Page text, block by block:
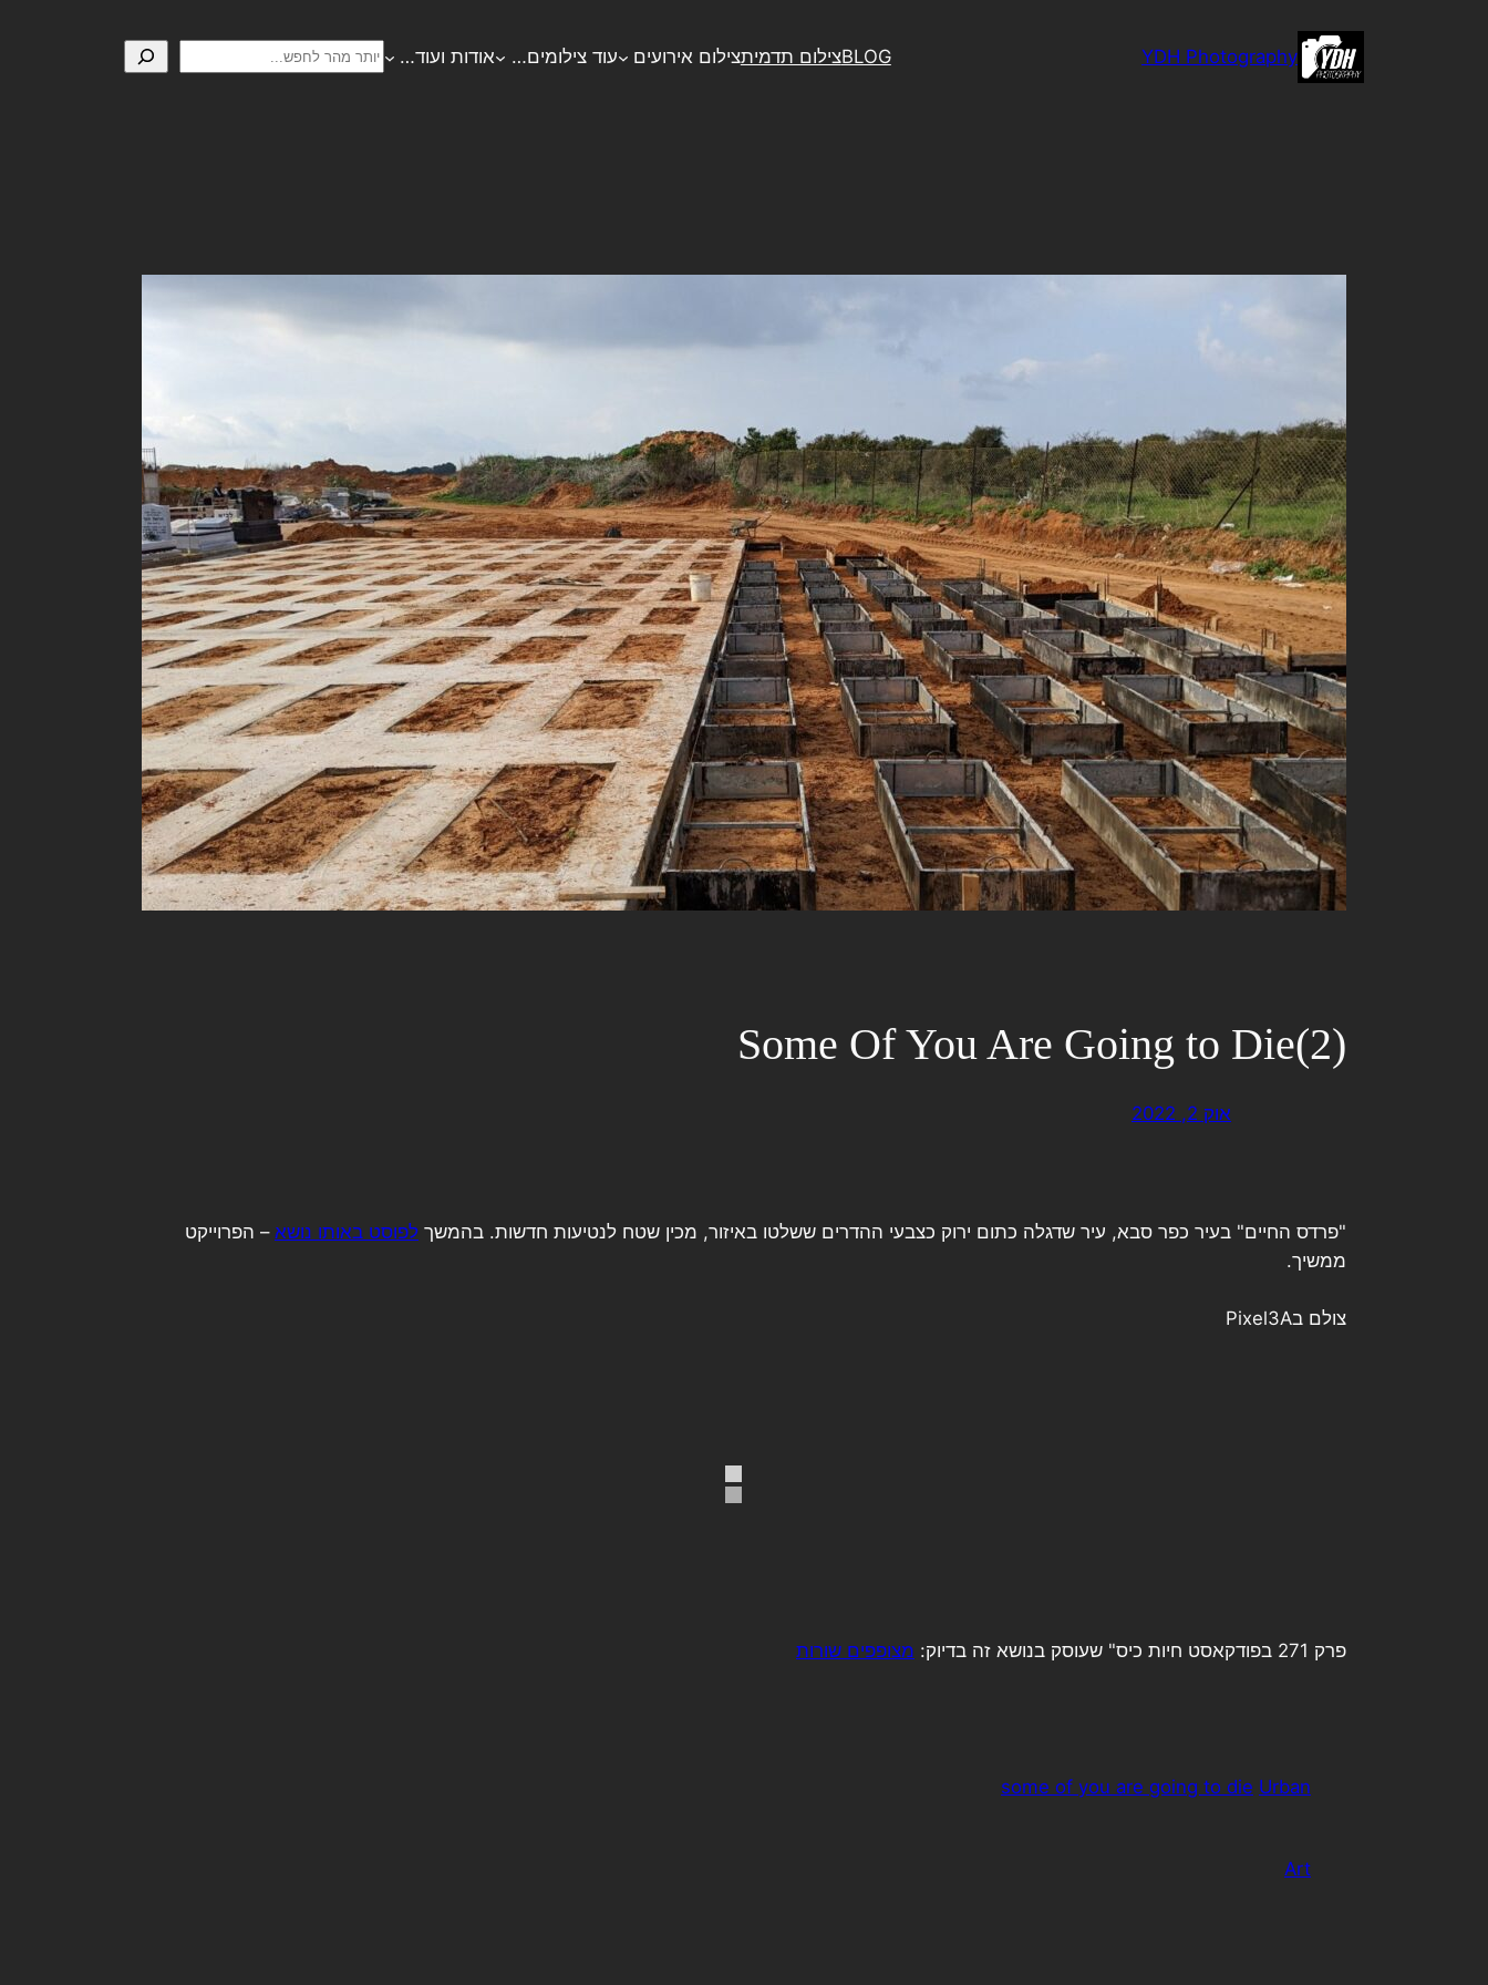
YDH Photography
BLOGצילום תדמיתצילום אירועים עוד צילומים… אודות ועוד… חיפוש
Some Of You Are Going to Die(2)
אוק 2, 2022
"פרדס החיים" בעיר כפר סבא, עיר שדגלה כתום ירוק כצבעי ההדרים ששלטו באיזור, מכין שטח לנטיעות חדשות. בהמשך לפוסט באותו נושא – הפרוייקט
ממשיך.
צולם בPixel3A
פרק 271 בפודקאסט חיות כיס" שעוסק בנושא זה בדיוק: מצופפים שורות
some of you are going to die Urban
Art